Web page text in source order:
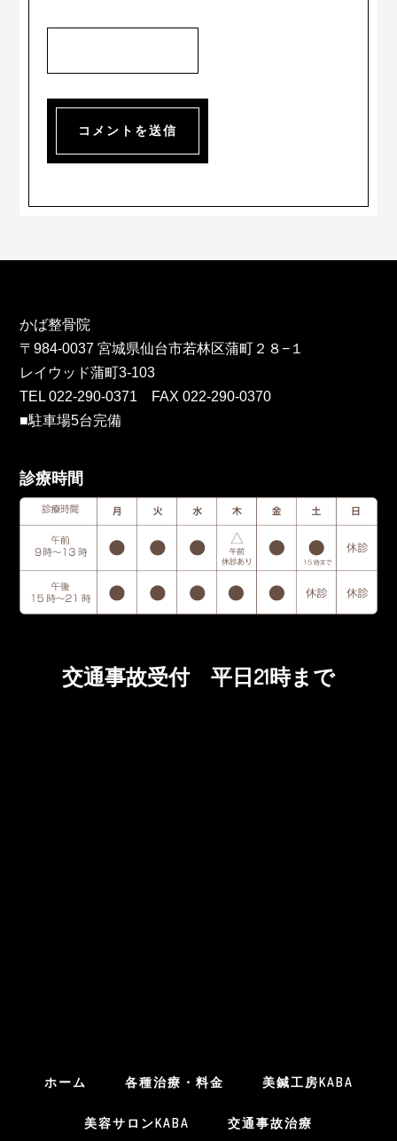
かば整骨院
〒984-0037 宮城県仙台市若林区蒲町２８−１
レイウッド蒲町3-103
TEL 022-290-0371 FAX 022-290-0370
■駐車場5台完備
診療時間
交通事故受付 平日21時まで
ホーム 各種治療・料金 美鍼工房KABA
美容サロンKABA 交通事故治療